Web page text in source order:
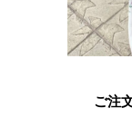
ご注